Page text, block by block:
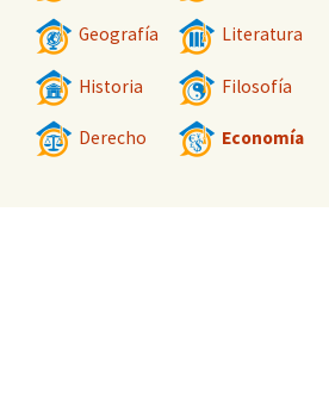
Geografía Literatura
Historia Filosofía
Derecho Economía